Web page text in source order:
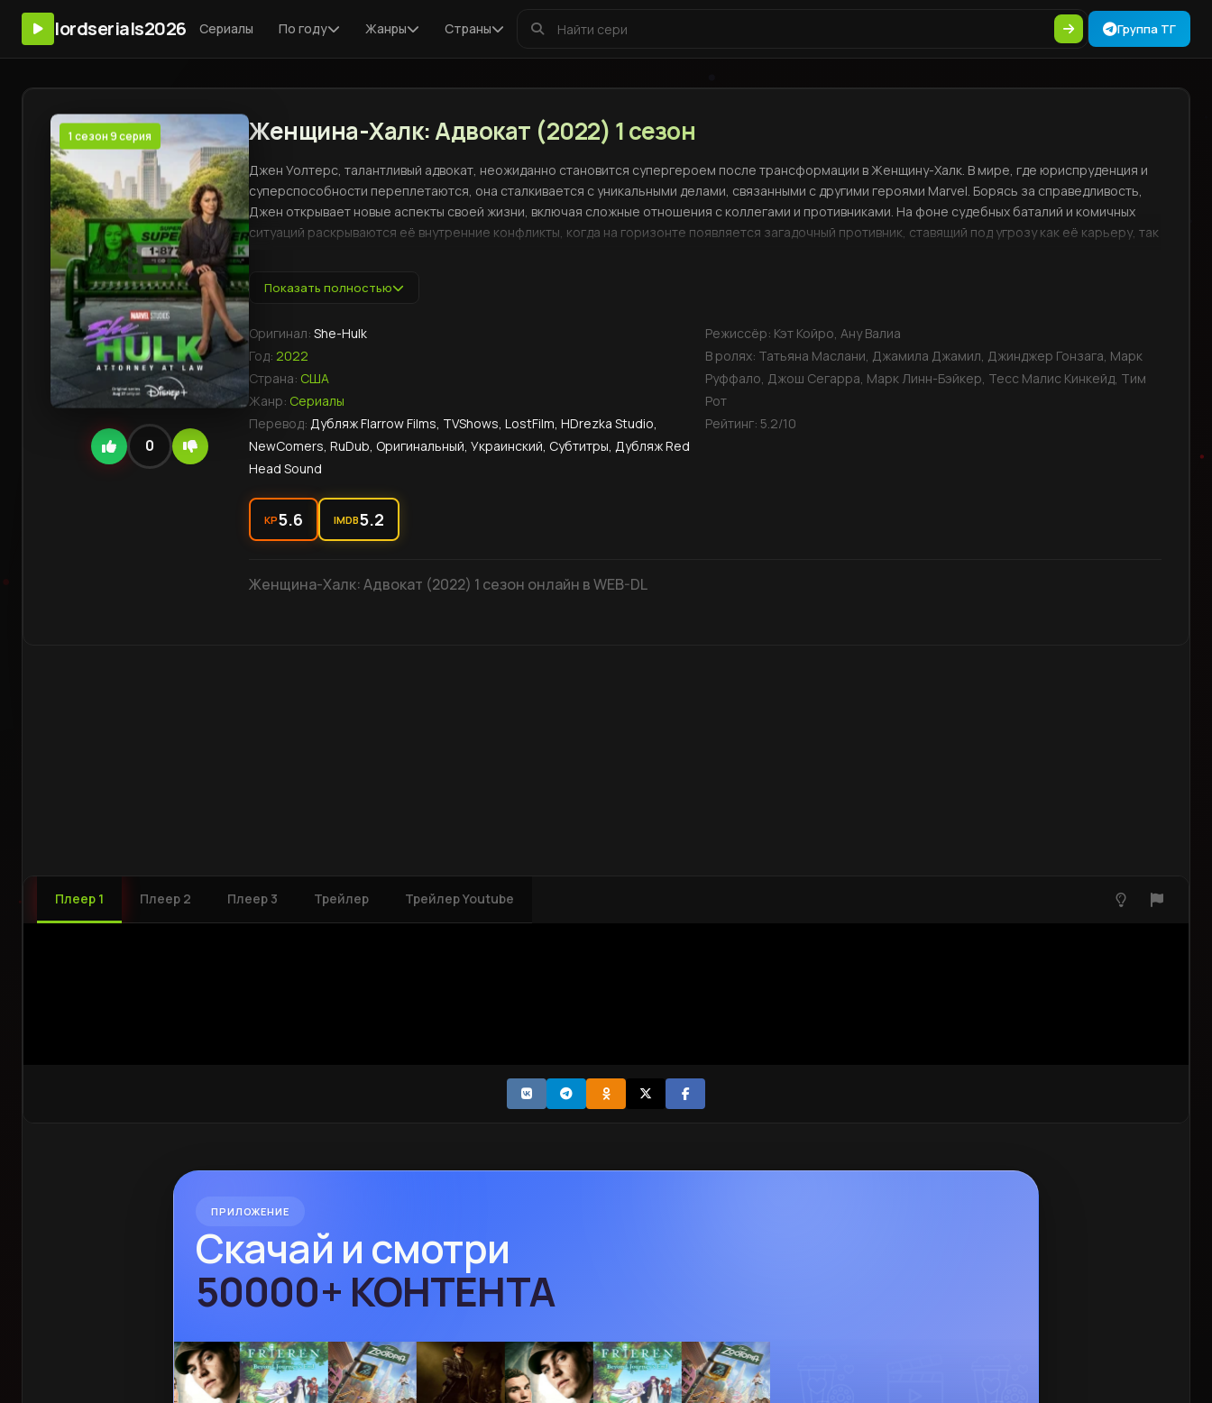
lordserials2026 Сериалы По году Жанры Страны Группа ТГ
1 сезон 9 серия
0
Женщина-Халк: Адвокат (2022) 1 сезон
Джен Уолтерс, талантливый адвокат, неожиданно становится супергероем после трансформации в Женщину-Халк. В мире, где юриспруденция и
суперспособности переплетаются, она сталкивается с уникальными делами, связанными с другими героями Marvel. Борясь за справедливость,
Джен открывает новые аспекты своей жизни, включая сложные отношения с коллегами и противниками. На фоне судебных баталий и комичных
ситуаций раскрываются её внутренние конфликты, когда на горизонте появляется загадочный противник, ставящий под угрозу как её карьеру, так
Показать полностью
Оригинал: She-Hulk
Год: 2022
Страна: США
Жанр: Сериалы
Перевод: Дубляж Flarrow Films, TVShows, LostFilm, HDrezka Studio,
NewComers, RuDub, Оригинальный, Украинский, Субтитры, Дубляж Red
Head Sound
Режиссёр: Кэт Койро, Ану Валиа
В ролях: Татьяна Маслани, Джамила Джамил, Джинджер Гонзага, Марк
Руффало, Джош Сегарра, Марк Линн-Бэйкер, Тесс Малис Кинкейд, Тим
Рот
Рейтинг: 5.2/10
KP5.6 IMDB5.2
Женщина-Халк: Адвокат (2022) 1 сезон онлайн в WEB-DL
Плеер 1 Плеер 2 Плеер 3 Трейлер Трейлер Youtube
ПРИЛОЖЕНИЕ
Скачай и смотри
БЕЗ VPN